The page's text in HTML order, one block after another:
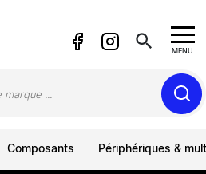
search MENU
Composants Périphériques &